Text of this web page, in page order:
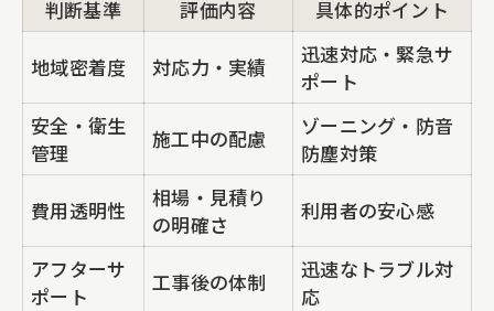
判断基準 評価内容 具体的ポイント
地域密着度 対応力・実績
迅速対応・緊急サ
ポート
安全・衛生
管理
施工中の配慮
ゾーニング・防音
防塵対策
費用透明性
相場・見積り
の明確さ
利用者の安心感
アフターサ
ポート
工事後の体制
迅速なトラブル対
応